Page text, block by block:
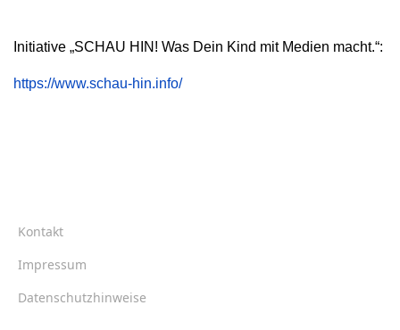
Initiative „SCHAU HIN! Was Dein Kind mit Medien macht.“:
https://www.schau-hin.info/
Kontakt
Impressum
Datenschutzhinweise